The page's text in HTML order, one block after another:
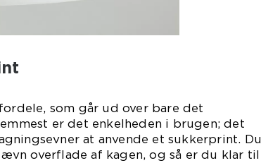
som går ud over bare det
er det enkelheden i brugen; det
at anvende et sukkerprint. Du
overflade af kagen, og så er du klar til